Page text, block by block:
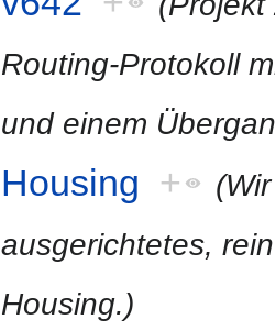
Routing-Protokoll
und einem
Housing +
ausgerichtetes,
Housing.)